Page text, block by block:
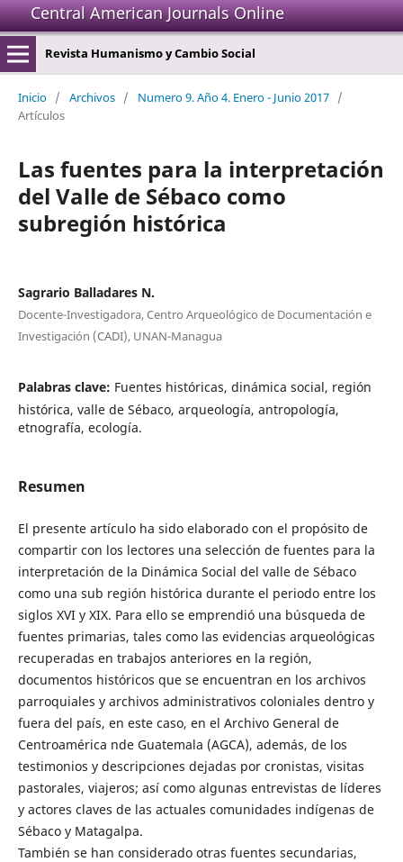
Central American Journals Online
Revista Humanismo y Cambio Social
Inicio / Archivos / Numero 9. Año 4. Enero - Junio 2017 /
Artículos
Las fuentes para la interpretación
del Valle de Sébaco como
subregión histórica
Sagrario Balladares N.
Docente-Investigadora, Centro Arqueológico de Documentación e
Investigación (CADI), UNAN-Managua
Palabras clave: Fuentes históricas, dinámica social, región
histórica, valle de Sébaco, arqueología, antropología,
etnografía, ecología.
Resumen
El presente artículo ha sido elaborado con el propósito de
compartir con los lectores una selección de fuentes para la
interpretación de la Dinámica Social del valle de Sébaco
como una sub región histórica durante el periodo entre los
siglos XVI y XIX. Para ello se emprendió una búsqueda de
fuentes primarias, tales como las evidencias arqueológicas
recuperadas en trabajos anteriores en la región,
documentos históricos que se encuentran en los archivos
parroquiales y archivos administrativos coloniales dentro y
fuera del país, en este caso, en el Archivo General de
Centroamérica nde Guatemala (AGCA), además, de los
testimonios y descripciones dejadas por cronistas, visitas
pastorales, viajeros; así como algunas entrevistas de líderes
y actores claves de las actuales comunidades indígenas de
Sébaco y Matagalpa.
También se han considerado otras fuentes secundarias,